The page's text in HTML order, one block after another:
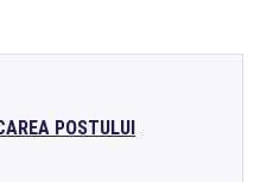
POSTULUI